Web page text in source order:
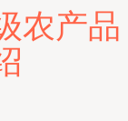
农产品